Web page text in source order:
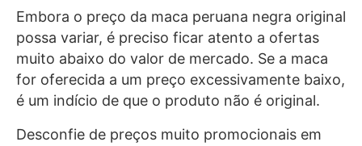
Embora o preço da maca peruana negra original
possa variar, é preciso ficar atento a ofertas
muito abaixo do valor de mercado. Se a maca
for oferecida a um preço excessivamente baixo,
é um indício de que o produto não é original.
Desconfie de preços muito promocionais em